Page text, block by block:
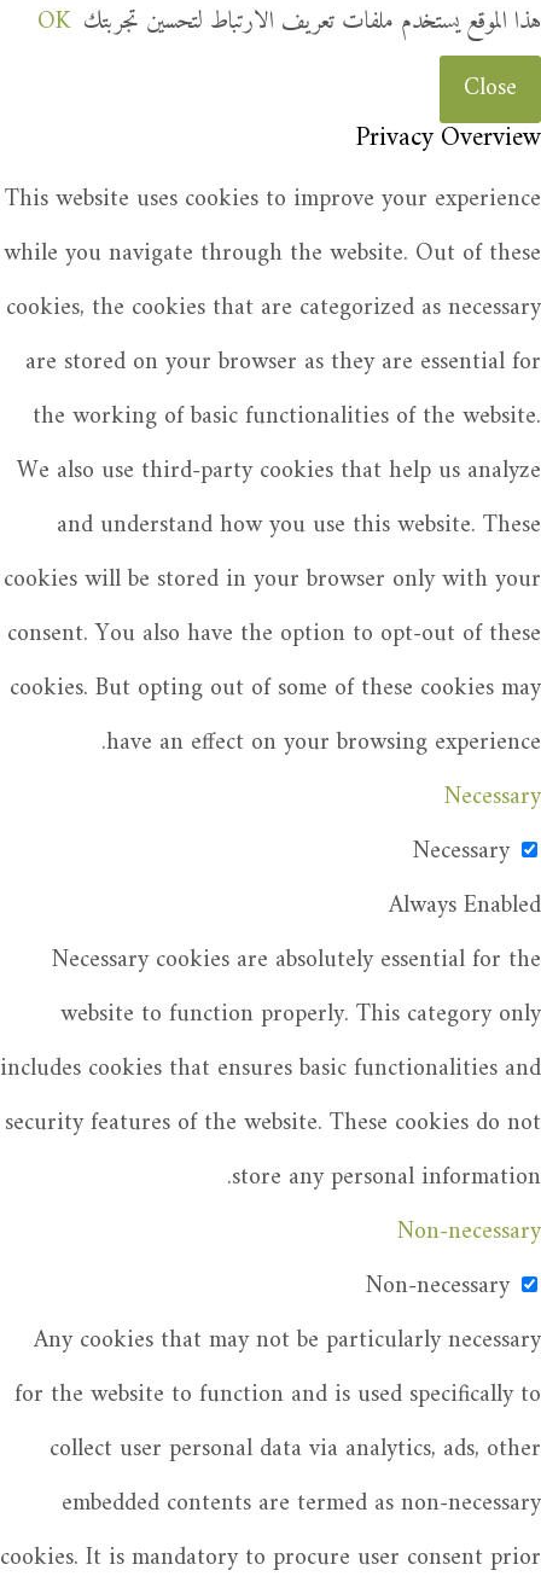
هذا الموقع يستخدم ملفات تعريف الارتباط لتحسين تجربتك OK
Close
Privacy Overview
This website uses cookies to improve your experience
while you navigate through the website. Out of these
cookies, the cookies that are categorized as necessary
are stored on your browser as they are essential for
the working of basic functionalities of the website.
We also use third-party cookies that help us analyze
and understand how you use this website. These
cookies will be stored in your browser only with your
consent. You also have the option to opt-out of these
cookies. But opting out of some of these cookies may
have an effect on your browsing experience.
Necessary
Necessary
Always Enabled
Necessary cookies are absolutely essential for the
website to function properly. This category only
includes cookies that ensures basic functionalities and
security features of the website. These cookies do not
store any personal information.
Non-necessary
Non-necessary
Any cookies that may not be particularly necessary
for the website to function and is used specifically to
collect user personal data via analytics, ads, other
embedded contents are termed as non-necessary
cookies. It is mandatory to procure user consent prior